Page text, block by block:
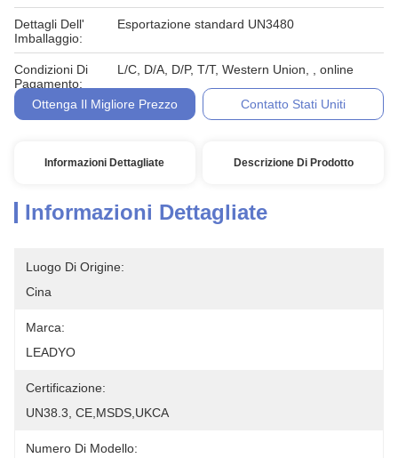
Dettagli Dell'
Imballaggio:
Esportazione standard UN3480
Condizioni Di
Pagamento:
L/C, D/A, D/P, T/T, Western Union, , online
Ottenga Il Migliore Prezzo Contatto Stati Uniti
Informazioni Dettagliate Descrizione Di Prodotto
Informazioni Dettagliate
Luogo Di Origine:
Cina
Marca:
LEADYO
Certificazione:
UN38.3, CE,MSDS,UKCA
Numero Di Modello: